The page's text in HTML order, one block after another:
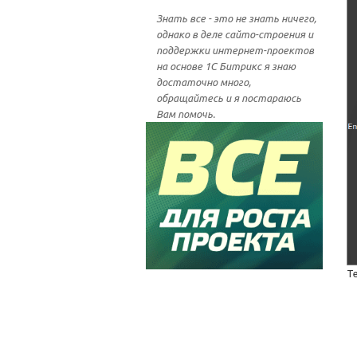
Знать все - это не знать ничего,
однако в деле сайто-строения и
поддержки интернет-проектов
на основе 1С Битрикс я знаю
достаточно много,
обращайтесь и я постараюсь
Вам помочь.